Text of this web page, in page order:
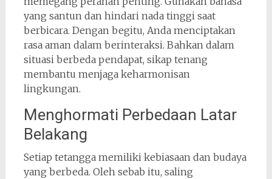
yang santun dan hindari nada tinggi saat
berbicara. Dengan begitu, Anda menciptakan
rasa aman dalam berinteraksi. Bahkan dalam
situasi berbeda pendapat, sikap tenang
membantu menjaga keharmonisan
lingkungan.
Menghormati Perbedaan Latar
Belakang
Setiap tetangga memiliki kebiasaan dan budaya
yang berbeda. Oleh sebab itu, saling